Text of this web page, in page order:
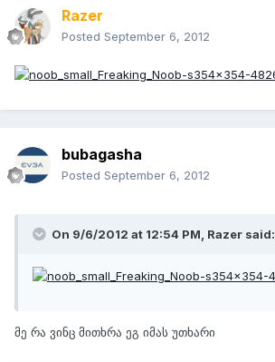
Razer
Posted September 6, 2012
bubagasha
Posted September 6, 2012
On 9/6/2012 at 12:54 PM, Razer said:
მე რა ვინც მითხრა ეგ იმას უთხარი